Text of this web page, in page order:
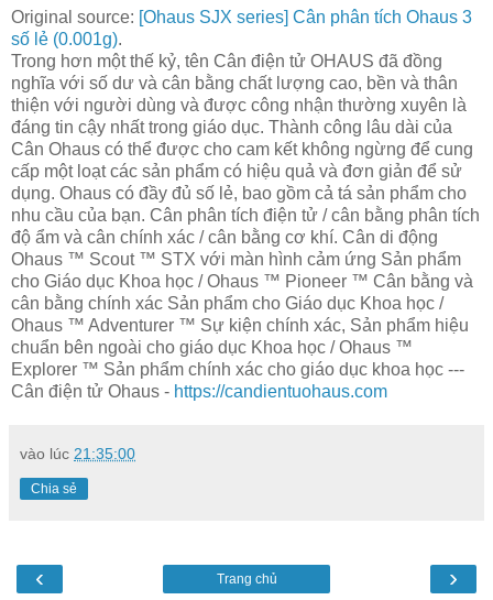
Original source: [Ohaus SJX series] Cân phân tích Ohaus 3
số lẻ (0.001g).
Trong hơn một thế kỷ, tên Cân điện tử OHAUS đã đồng
nghĩa với số dư và cân bằng chất lượng cao, bền và thân
thiện với người dùng và được công nhận thường xuyên là
đáng tin cậy nhất trong giáo dục. Thành công lâu dài của
Cân Ohaus có thể được cho cam kết không ngừng để cung
cấp một loạt các sản phẩm có hiệu quả và đơn giản để sử
dụng. Ohaus có đầy đủ số lẻ, bao gồm cả tá sản phẩm cho
nhu cầu của bạn. Cân phân tích điện tử / cân bằng phân tích
độ ẩm và cân chính xác / cân bằng cơ khí. Cân di động
Ohaus ™ Scout ™ STX với màn hình cảm ứng Sản phẩm
cho Giáo dục Khoa học / Ohaus ™ Pioneer ™ Cân bằng và
cân bằng chính xác Sản phẩm cho Giáo dục Khoa học /
Ohaus ™ Adventurer ™ Sự kiện chính xác, Sản phẩm hiệu
chuẩn bên ngoài cho giáo dục Khoa học / Ohaus ™
Explorer ™ Sản phẩm chính xác cho giáo dục khoa học ---
Cân điện tử Ohaus - https://candientuohaus.com
vào lúc 21:35:00
Chia sẻ
‹ ›
Trang chủ